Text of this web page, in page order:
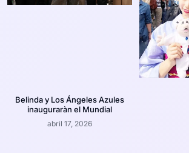
Belinda y Los Ángeles Azules
inauguraràn el Mundial
abril 17, 2026